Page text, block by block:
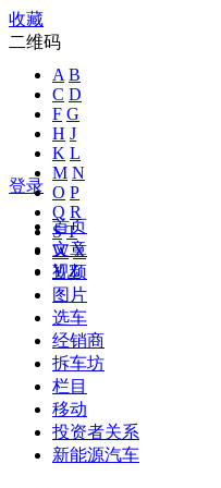
收藏
二维码
登录
首页
文章
视频
图片
选车
经销商
拆车坊
栏目
移动
投资者关系
新能源汽车
A B
C D
F G
H J
K L
M N
O P
Q R
S T
W X
Y Z